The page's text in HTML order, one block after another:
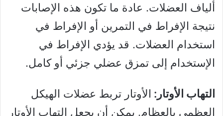
ألياف العضلات. عادة ما تكون هذه الإصابات
نتيجة الإفراط في التمرين أو الإفراط في
استخدام العضلات. قد يؤدي الإفراط في
الإستخدام إلى تمزق عضلي جزئي أو كامل.
التهاب الأوتار: الأوتار تربط عضلات الهيكل
العظمي بالعظام. يمكن أن يجعل التهاب الأوتار